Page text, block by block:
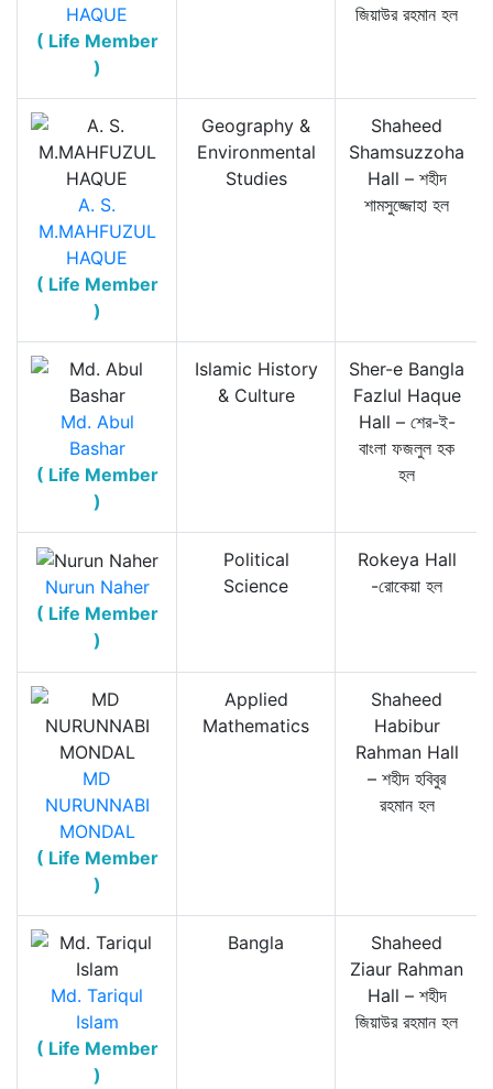
HAQUE
( Life Member
)
জিয়াউর রহমান হল
A. S.
M.MAHFUZUL
HAQUE
( Life Member
)
Geography &
Environmental
Studies
Shaheed
Shamsuzzoha
Hall – শহীদ
শামসুজ্জোহা হল
Md. Abul
Bashar
( Life Member
)
Islamic History
& Culture
Sher-e Bangla
Fazlul Haque
Hall – শের-ই-
বাংলা ফজলুল হক
হল
Nurun Naher
( Life Member
)
Political
Science
Rokeya Hall
-রোকেয়া হল
MD
NURUNNABI
MONDAL
( Life Member
)
Applied
Mathematics
Shaheed
Habibur
Rahman Hall
– শহীদ হবিবুর
রহমান হল
Md. Tariqul
Islam
( Life Member
)
Bangla
Shaheed
Ziaur Rahman
Hall – শহীদ
জিয়াউর রহমান হল